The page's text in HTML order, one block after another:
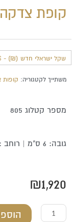
קופת
שקל ישראלי חדש (₪) - ILS
משתייך לקטגוריה: קופות
מספר קטלוג 805
גובה: 6 ס"מ | רוחב : 4.5 ס"מ
₪1,920